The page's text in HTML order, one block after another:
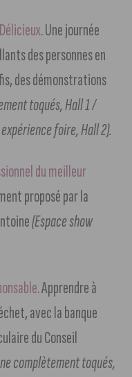
. Une journée
des personnes en
des démonstrations
toqués, Hall 1 /
foire, Hall 2).
du meilleur
proposé par la
(Espace show
. Apprendre à
avec la banque
du Conseil
complètement toqués,